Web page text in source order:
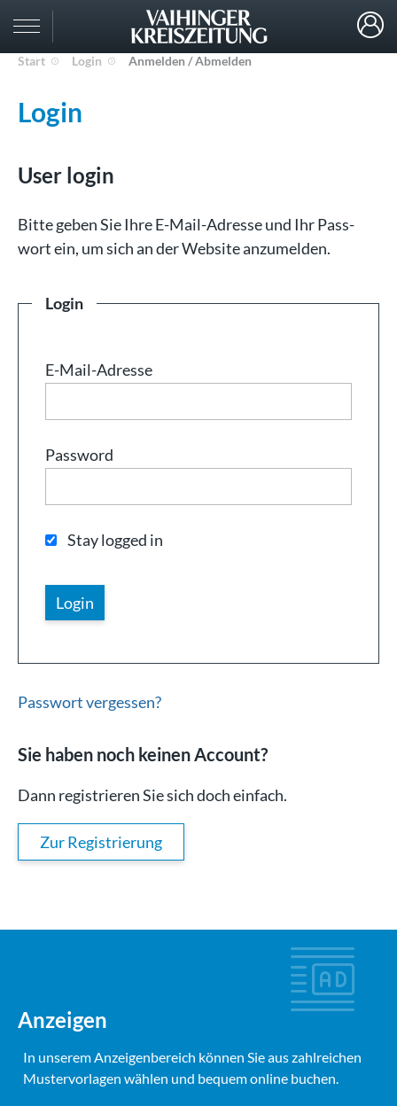
Start Login Anmelden / Abmelden
Login
User login
Bit­te ge­ben Sie Ih­re E-Mail-Adresse und Ihr Pass­
wort ein, um sich an der Web­site an­zu­mel­den.
Login
E-Mail-Adresse
Password
Stay logged in
Passwort vergessen?
Sie haben noch keinen Account?
Dann registrieren Sie sich doch einfach.
Zur Registrierung
Anzeigen
In unserem Anzeigenbereich können Sie aus zahlreichen
Mustervorlagen wählen und bequem online buchen.